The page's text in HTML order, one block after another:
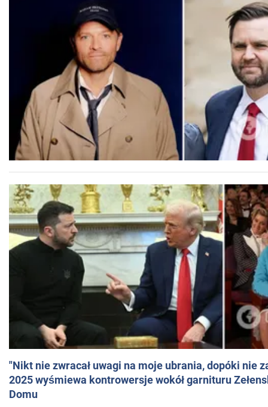
"Nikt nie zwracał uwagi na moje ubrania, dopóki nie
2025 wyśmiewa kontrowersje wokół garnituru
Domu